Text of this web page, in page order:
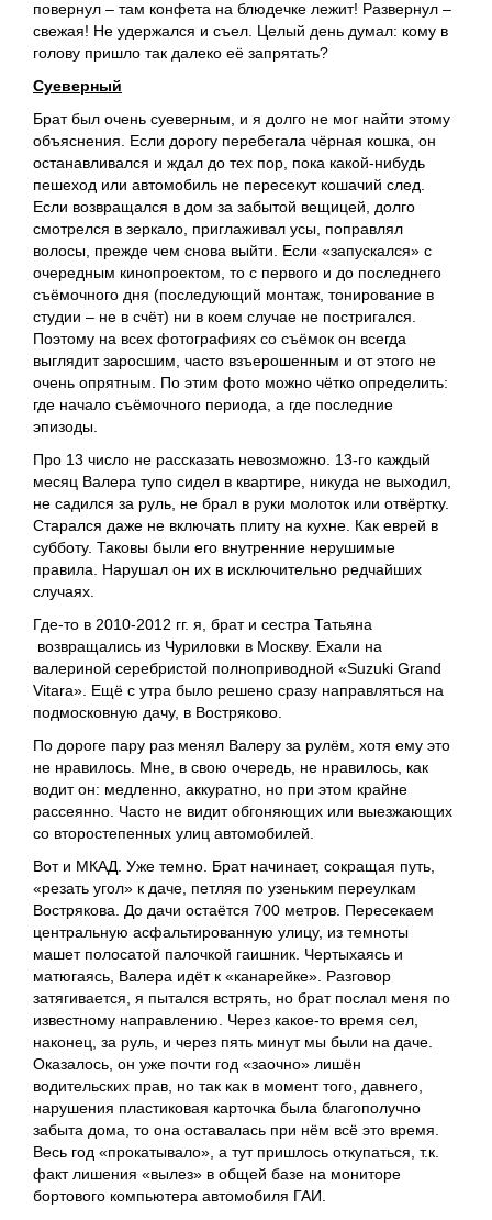
повернул – там конфета на блюдечке лежит! Развернул –
свежая! Не удержался и съел. Целый день думал: кому в
голову пришло так далеко её запрятать?
Суеверный
Брат был очень суеверным, и я долго не мог найти этому
объяснения. Если дорогу перебегала чёрная кошка, он
останавливался и ждал до тех пор, пока какой-нибудь
пешеход или автомобиль не пересекут кошачий след.
Если возвращался в дом за забытой вещицей, долго
смотрелся в зеркало, приглаживал усы, поправлял
волосы, прежде чем снова выйти. Если «запускался» с
очередным кинопроектом, то с первого и до последнего
съёмочного дня (последующий монтаж, тонирование в
студии – не в счёт) ни в коем случае не постригался.
Поэтому на всех фотографиях со съёмок он всегда
выглядит заросшим, часто взъерошенным и от этого не
очень опрятным. По этим фото можно чётко определить:
где начало съёмочного периода, а где последние
эпизоды.
Про 13 число не рассказать невозможно. 13-го каждый
месяц Валера тупо сидел в квартире, никуда не выходил,
не садился за руль, не брал в руки молоток или отвёртку.
Старался даже не включать плиту на кухне. Как еврей в
субботу. Таковы были его внутренние нерушимые
правила. Нарушал он их в исключительно редчайших
случаях.
Где-то в 2010-2012 гг. я, брат и сестра Татьяна
возвращались из Чуриловки в Москву. Ехали на
валериной серебристой полноприводной «Suzuki Grand
Vitara». Ещё с утра было решено сразу направляться на
подмосковную дачу, в Востряково.
По дороге пару раз менял Валеру за рулём, хотя ему это
не нравилось. Мне, в свою очередь, не нравилось, как
водит он: медленно, аккуратно, но при этом крайне
рассеянно. Часто не видит обгоняющих или выезжающих
со второстепенных улиц автомобилей.
Вот и МКАД. Уже темно. Брат начинает, сокращая путь,
«резать угол» к даче, петляя по узеньким переулкам
Вострякова. До дачи остаётся 700 метров. Пересекаем
центральную асфальтированную улицу, из темноты
машет полосатой палочкой гаишник. Чертыхаясь и
матюгаясь, Валера идёт к «канарейке». Разговор
затягивается, я пытался встрять, но брат послал меня по
известному направлению. Через какое-то время сел,
наконец, за руль, и через пять минут мы были на даче.
Оказалось, он уже почти год «заочно» лишён
водительских прав, но так как в момент того, давнего,
нарушения пластиковая карточка была благополучно
забыта дома, то она оставалась при нём всё это время.
Весь год «прокатывало», а тут пришлось откупаться, т.к.
факт лишения «вылез» в общей базе на мониторе
бортового компьютера автомобиля ГАИ.